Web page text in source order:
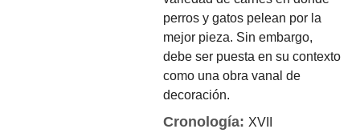
perros y gatos pelean por la
mejor pieza. Sin embargo,
debe ser puesta en su contexto
como una obra vanal de
decoración.
Cronología:XVII